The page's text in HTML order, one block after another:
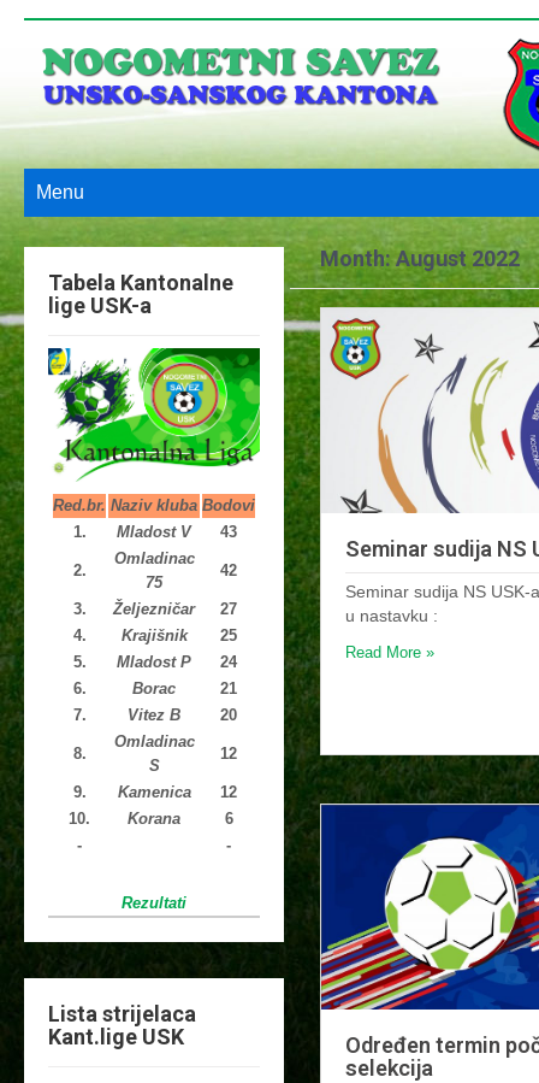
Menu
Tabela Kantonalne
lige USK-a
Red.br. Naziv kluba Bodovi
1.
Mladost V 43
2.
Omladinac
75
42
3. Željezničar
27
4.
Krajišnik
25
5.
Mladost P
24
6.
Borac
21
7.
Vitez B 20
8.
Omladinac
S
12
9. Kamenica
12
10.
Korana
6
-
-
Rezultati
Lista strijelaca
Kant.lige USK
Month:August 2022
Seminar sudija NS
Seminar sudija NS
u nastavku :
Read More »
Određen termin
selekcija